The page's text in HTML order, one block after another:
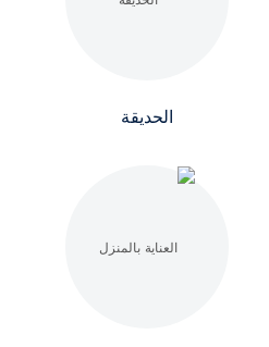
الحديقة